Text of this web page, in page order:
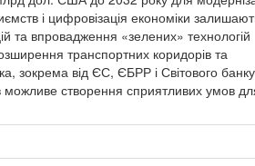
і цифровізація економіки
та впровадження «зелених» технологій
транспортних коридорів та
зокрема від ЄС, ЄБРР і Світового
можливе створення сприятливих умов